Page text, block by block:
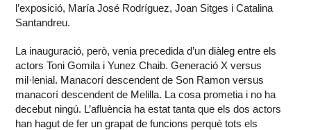
l’exposició, María José Rodríguez, Joan Sitges i Catalina
Santandreu.
La inauguració, però, venia precedida d’un diàleg entre els
actors Toni Gomila i Yunez Chaib. Generació X versus
mil·lenial. Manacorí descendent de Son Ramon versus
manacorí descendent de Melilla. La cosa prometia i no ha
decebut ningú. L’afluència ha estat tanta que els dos actors
han hagut de fer un grapat de funcions perquè tots els